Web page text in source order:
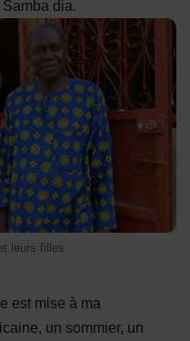
et leurs filles
leurs filles
dia.
est mise à ma
un sommier, un